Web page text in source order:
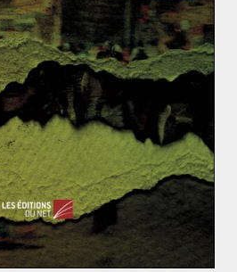
Un moment de foi, de
par l’ambition d’un projet
Un moment en rupture avec
dont certaines,
tristesse et la rancœur,
Un moment, enfin, qui
et de concorde un des
de l’histoire de France.